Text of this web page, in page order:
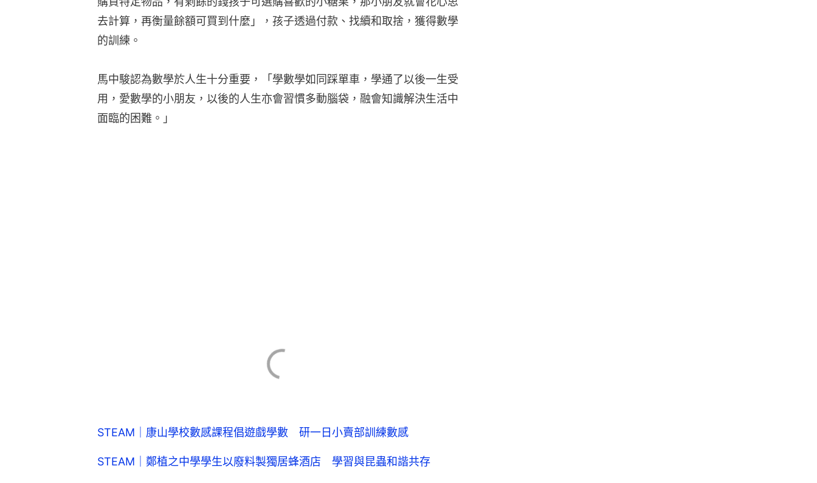
去計算，再衡量餘額可買到什麼」，孩子透過付款、找續和取捨，獲得數學
的訓練。
馬中駿認為數學於人生十分重要，「學數學如同踩單車，學通了以後一生受
用，愛數學的小朋友，以後的人生亦會習慣多動腦袋，融會知識解決生活中
面臨的困難。」
STEAM｜康山學校數感課程倡遊戲學數 研一日小賣部訓練數感
STEAM｜鄭植之中學學生以廢料製獨居蜂酒店 學習與昆蟲和諧共存